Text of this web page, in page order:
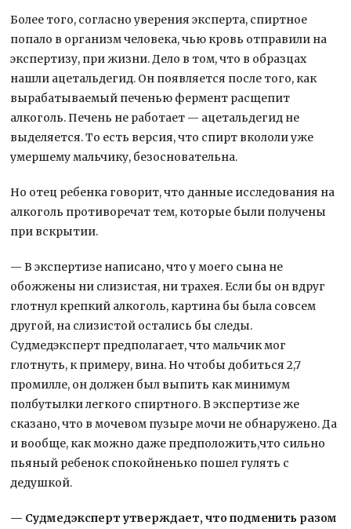
Более того, согласно уверения эксперта, спиртное
попало в организм человека, чью кровь отправили на
экспертизу, при жизни. Дело в том, что в образцах
нашли ацетальдегид. Он появляется после того, как
вырабатываемый печенью фермент расщепит
алкоголь. Печень не работает — ацетальдегид не
выделяется. То есть версия, что спирт вкололи уже
умершему мальчику, безосновательна.
Но отец ребенка говорит, что данные исследования на
алкоголь противоречат тем, которые были получены
при вскрытии.
— В экспертизе написано, что у моего сына не
обожжены ни слизистая, ни трахея. Если бы он вдруг
глотнул крепкий алкоголь, картина бы была совсем
другой, на слизистой остались бы следы.
Судмедэксперт предполагает, что мальчик мог
глотнуть, к примеру, вина. Но чтобы добиться 2,7
промилле, он должен был выпить как минимум
полбутылки легкого спиртного. В экспертизе же
сказано, что в мочевом пузыре мочи не обнаружено. Да
и вообще, как можно даже предположить,что сильно
пьяный ребенок спокойненько пошел гулять с
дедушкой.
— Судмедэксперт утверждает, что подменить разом